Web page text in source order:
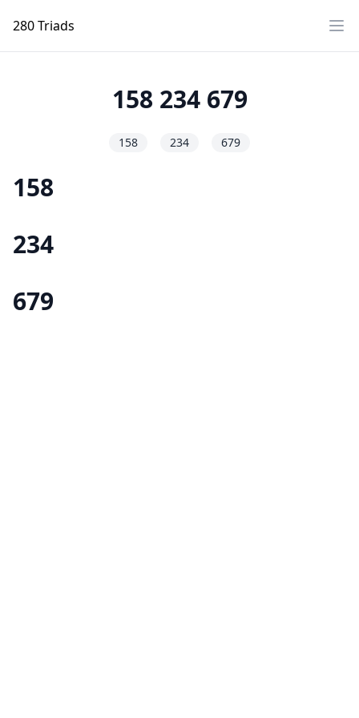
280 Triads
158 234 679
158 234 679
158
234
679